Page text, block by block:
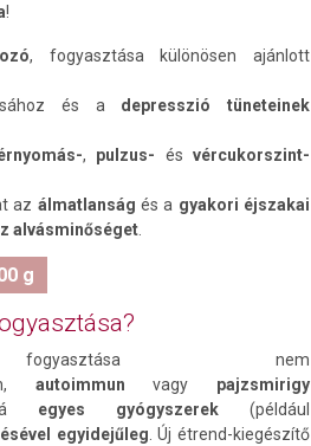
!
, fogyasztása különösen ajánlott
és a depresszió tüneteinek
, pulzus- és vércukorszint-
az álmatlanság és a gyakori éjszakai
alvásminőséget
g
nem
autoimmunvagy pajzsmirigy
egyes gyógyszerek (például
egyidejűleg . Új étrend-kiegészítő